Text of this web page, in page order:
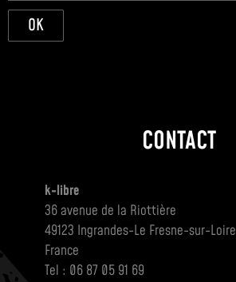
OK
CONTACT
k-libre
36 avenue de la Riottière
49123 Ingrandes-Le Fresne-sur-Loire
France
Tel : 06 87 05 91 69